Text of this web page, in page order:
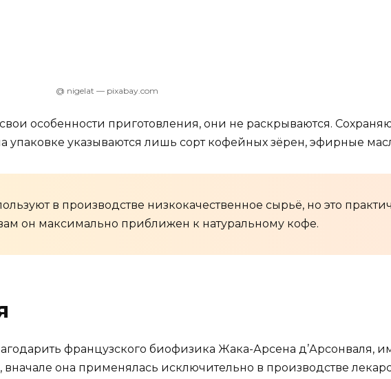
@ nigelat — pixabay.com
особенности приготовления, они не раскрываются.
упаковке указываются лишь сорт кофейных зёрен, эфирные
в производстве низкокачественное сырьё, но это
он максимально приближен к натуральному кофе.
французского биофизика Жака-Арсена д’Арсонваля,
вначале она применялась исключительно в производстве